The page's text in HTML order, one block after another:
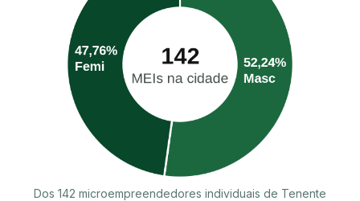
Dos 142 microempreendedores individuais de Tenente